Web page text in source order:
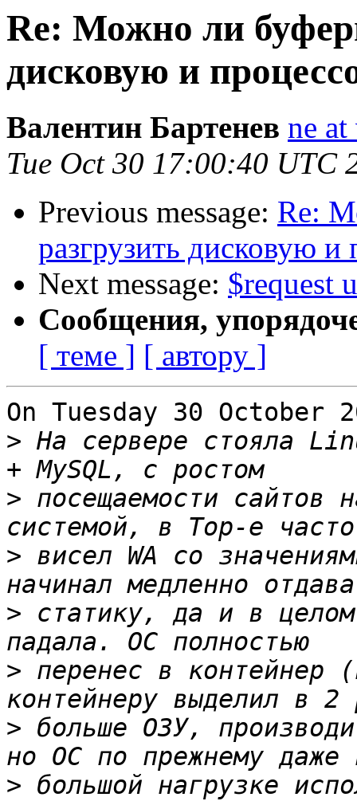
Re: Можно ли
дисковую и
Валентин Бартенев ne
Tue Oct 30 17:00:40 UTC
Previous message: Re:
разгрузить дисковую и
Next message: $request
Сообщения,
[ теме ] [ автору ]
On Tuesday 30 October
> На сервере стояла
> посещаемости сайтов
> висел WA со
> статику, да и в целом
> перенес в контейнер
> больше ОЗУ,
> большой нагрузке